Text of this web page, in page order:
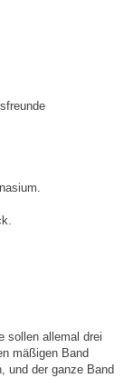
sollen allemal drei
mäßigen Band
und der ganze Band